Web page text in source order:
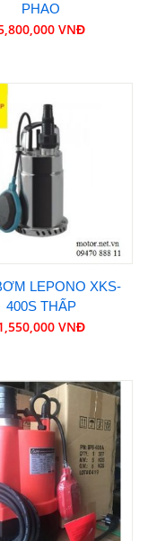
PHAO
VNĐ
LEPONO XKS-
400S THẤP
VNĐ